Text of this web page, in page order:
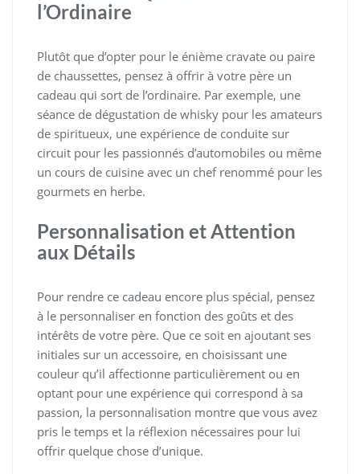
l’Ordinaire
Plutôt que d’opter pour le énième cravate ou paire
de chaussettes, pensez à offrir à votre père un
cadeau qui sort de l’ordinaire. Par exemple, une
séance de dégustation de whisky pour les amateurs
de spiritueux, une expérience de conduite sur
circuit pour les passionnés d’automobiles ou même
un cours de cuisine avec un chef renommé pour les
gourmets en herbe.
Personnalisation et Attention
aux Détails
Pour rendre ce cadeau encore plus spécial, pensez
à le personnaliser en fonction des goûts et des
intérêts de votre père. Que ce soit en ajoutant ses
initiales sur un accessoire, en choisissant une
couleur qu’il affectionne particulièrement ou en
optant pour une expérience qui correspond à sa
passion, la personnalisation montre que vous avez
pris le temps et la réflexion nécessaires pour lui
offrir quelque chose d’unique.